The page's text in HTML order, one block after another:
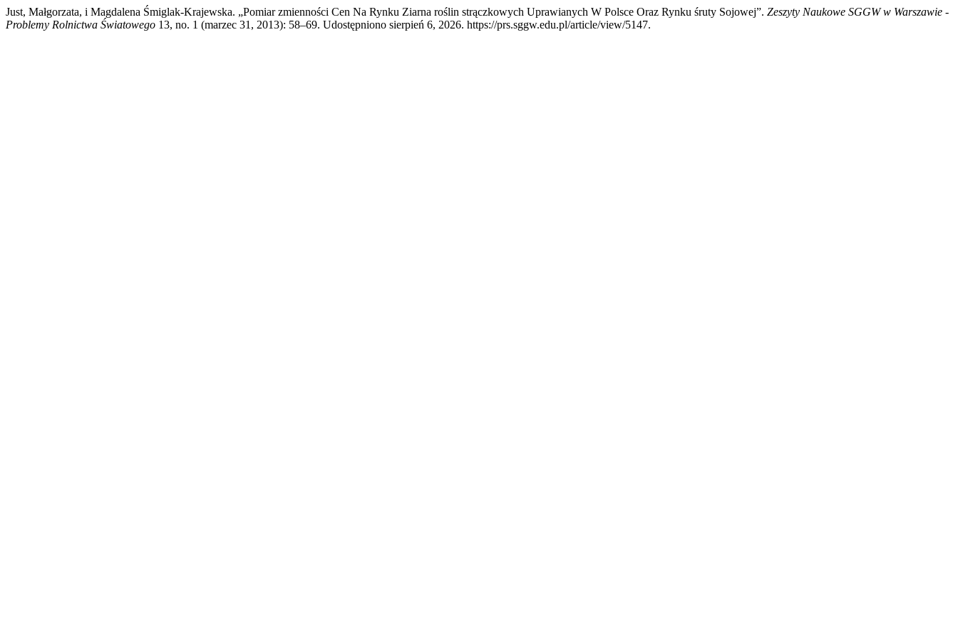
Just, Małgorzata, i Magdalena Śmiglak-Krajewska. „Pomiar zmienności Cen Na Rynku Ziarna roślin strączkowych Uprawianych W Polsce Oraz Rynku śruty Sojowej”. Zeszyty Naukowe SGGW w Warszawie -
Problemy Rolnictwa Światowego 13, no. 1 (marzec 31, 2013): 58–69. Udostępniono sierpień 6, 2026. https://prs.sggw.edu.pl/article/view/5147.